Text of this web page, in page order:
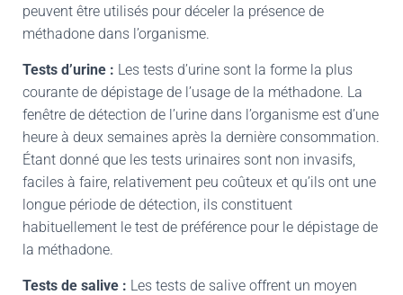
peuvent être utilisés pour déceler la présence de
méthadone dans l’organisme.
Tests d’urine : Les tests d’urine sont la forme la plus
courante de dépistage de l’usage de la méthadone. La
fenêtre de détection de l’urine dans l’organisme est d’une
heure à deux semaines après la dernière consommation.
Étant donné que les tests urinaires sont non invasifs,
faciles à faire, relativement peu coûteux et qu’ils ont une
longue période de détection, ils constituent
habituellement le test de préférence pour le dépistage de
la méthadone.
Tests de salive : Les tests de salive offrent un moyen